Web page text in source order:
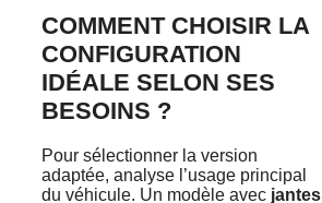
COMMENT CHOISIR LA
CONFIGURATION
IDÉALE SELON SES
BESOINS ?
Pour sélectionner la version
adaptée, analyse l’usage principal
du véhicule. Un modèle avec jantes